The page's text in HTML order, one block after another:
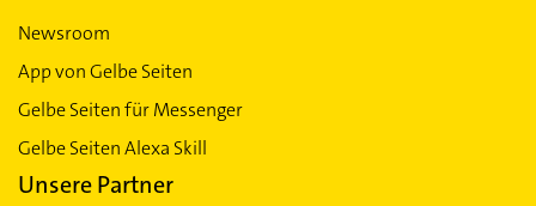
Newsroom
App von Gelbe Seiten
Gelbe Seiten für Messenger
Gelbe Seiten Alexa Skill
Unsere Partner